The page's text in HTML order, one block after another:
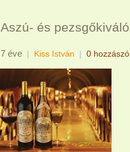
Aszú- és
7 éve | Kiss István | 0